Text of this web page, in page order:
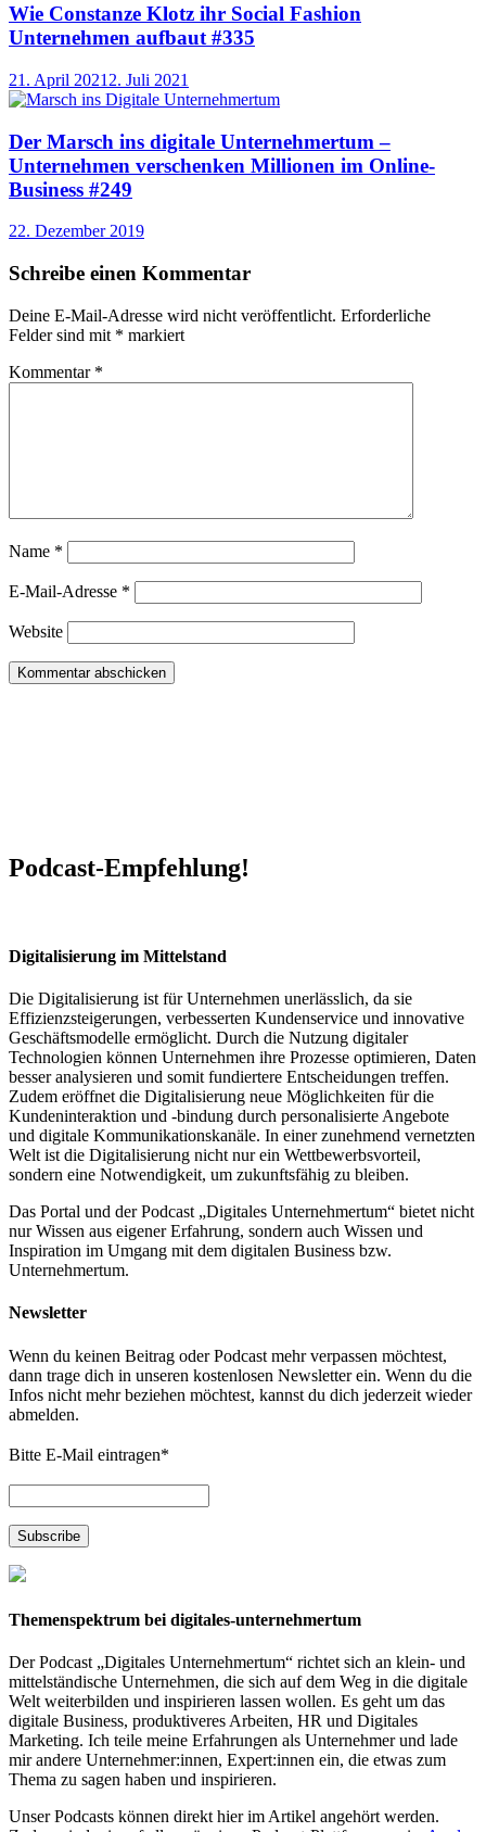
Wie Constanze Klotz ihr Social Fashion
Unternehmen aufbaut #335
21. April 2021 2. Juli 2021
Der Marsch ins digitale Unternehmertum –
Unternehmen verschenken Millionen im Online-
Business #249
22. Dezember 2019
Schreibe einen Kommentar
Deine E-Mail-Adresse wird nicht veröffentlicht. Erforderliche
Felder sind mit * markiert
Kommentar *
Name *
E-Mail-Adresse *
Website
Podcast-Empfehlung!
Digitalisierung im Mittelstand
Die Digitalisierung ist für Unternehmen unerlässlich, da sie
Effizienzsteigerungen, verbesserten Kundenservice und innovative
Geschäftsmodelle ermöglicht. Durch die Nutzung digitaler
Technologien können Unternehmen ihre Prozesse optimieren, Daten
besser analysieren und somit fundiertere Entscheidungen treffen.
Zudem eröffnet die Digitalisierung neue Möglichkeiten für die
Kundeninteraktion und -bindung durch personalisierte Angebote
und digitale Kommunikationskanäle. In einer zunehmend vernetzten
Welt ist die Digitalisierung nicht nur ein Wettbewerbsvorteil,
sondern eine Notwendigkeit, um zukunftsfähig zu bleiben.
Das Portal und der Podcast „Digitales Unternehmertum“ bietet nicht
nur Wissen aus eigener Erfahrung, sondern auch Wissen und
Inspiration im Umgang mit dem digitalen Business bzw.
Unternehmertum.
Newsletter
Wenn du keinen Beitrag oder Podcast mehr verpassen möchtest,
dann trage dich in unseren kostenlosen Newsletter ein. Wenn du die
Infos nicht mehr beziehen möchtest, kannst du dich jederzeit wieder
abmelden.
Bitte E-Mail eintragen*
Themenspektrum bei digitales-unternehmertum
Der Podcast „Digitales Unternehmertum“ richtet sich an klein- und
mittelständische Unternehmen, die sich auf dem Weg in die digitale
Welt weiterbilden und inspirieren lassen wollen. Es geht um das
digitale Business, produktiveres Arbeiten, HR und Digitales
Marketing. Ich teile meine Erfahrungen als Unternehmer und lade
mir andere Unternehmer:innen, Expert:innen ein, die etwas zum
Thema zu sagen haben und inspirieren.
Unser Podcasts können direkt hier im Artikel angehört werden.